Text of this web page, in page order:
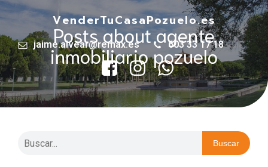
VenderTuCasaPozuelo.es
jaime.alvear@remax.es 603 33 17 18
Posts about agente
inmobiliario pozuelo
Buscar